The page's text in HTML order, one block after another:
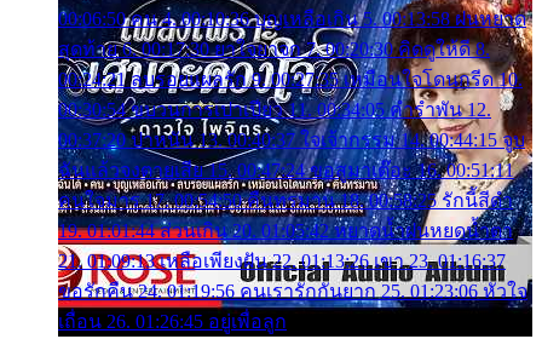
00:06:50 คน 4. 00:10:36 บุญเหลือเกิน 5. 00:13:58 ฝนหยาด
สุดท้าย 6. 00:17:30 ยาใจยาจก 7. 00:20:30 คิดดูให้ดี 8.
00:24:21 ลบรอยแผลรัก 9. 00:27:35 เหมือนใจโดนกรีด 10.
00:30:54 ขบวนการเปาเปียว 11. 00:34:05 คำรำพัน 12.
00:37:20 ปาหนัน 13. 00:40:37 ใจเจ้ากรรม 14. 00:44:15 จูบ
ฉันแล้วจงตายเสีย 15. 00:47:24 ขอสูมาเต๊อะ 16. 00:51:11
คนใจมาร 17. 00:54:50 คืนทรมาน 18. 00:58:25 รักนี้สีดำ
19. 01:01:44 ส่วนเกิน 20. 01:05:42 หยาดน้ำฝนหยดน้ำตา
21. 01:09:13 เหลือเพียงฝัน 22. 01:13:26 เขา 23. 01:16:37
ขอรักคืน 24. 01:19:56 คนเรารักกันยาก 25. 01:23:06 หัวใจ
เถื่อน 26. 01:26:45 อยู่เพื่อลูก